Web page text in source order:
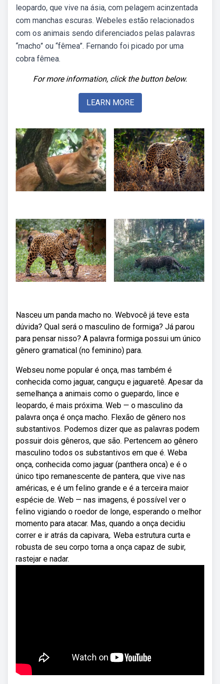
leopardo, que vive na ásia, com pelagem acinzentada
com manchas escuras. Webeles estão relacionados
com os animais sendo diferenciados pelas palavras
“macho” ou “fêmea”. Fernando foi picado por uma
cobra fêmea.
For more information, click the button below.
LEARN MORE
Nasceu um panda macho no. Webvocê já teve esta
dúvida? Qual será o masculino de formiga? Já parou
para pensar nisso? A palavra formiga possui um único
gênero gramatical (no feminino) para.
Webseu nome popular é onça, mas também é
conhecida como jaguar, canguçu e jaguaretê. Apesar da
semelhança a animais como o guepardo, lince e
leopardo, é mais próxima. Web — o masculino da
palavra onça é onça macho. Flexão de gênero nos
substantivos. Podemos dizer que as palavras podem
possuir dois gêneros, que são. Pertencem ao gênero
masculino todos os substantivos em que é. Weba
onça, conhecida como jaguar (panthera onca) e é o
único tipo remanescente de pantera, que vive nas
américas, e é um felino grande e é a terceira maior
espécie de. Web — nas imagens, é possível ver o
felino vigiando o roedor de longe, esperando o melhor
momento para atacar. Mas, quando a onça decidiu
correr e ir atrás da capivara,. Weba estrutura curta e
robusta de seu corpo torna a onça capaz de subir,
rastejar e nadar.